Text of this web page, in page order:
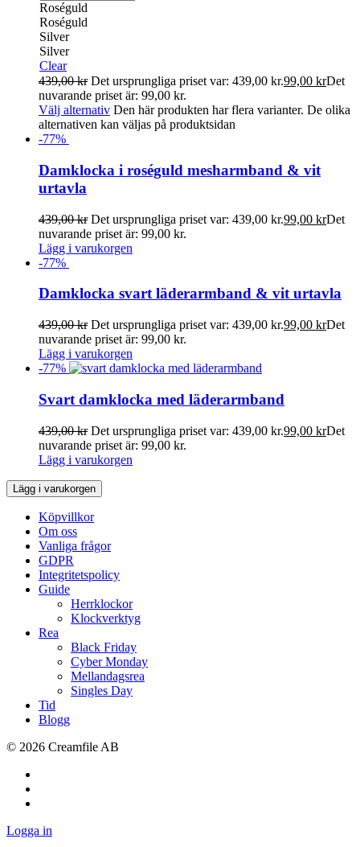
Roséguld
Roséguld
Silver
Silver
Clear
439,00kr Det ursprungliga priset var: 439,00 kr.99,00 krDet
nuvarande priset är: 99,00 kr.
Välj alternativ Den här produkten har flera varianter. De olika
alternativen kan väljas på produktsidan
-77%
Damklocka i roséguld mesharmband & vit
urtavla
439,00kr Det ursprungliga priset var: 439,00 kr.99,00 krDet
nuvarande priset är: 99,00 kr.
Lägg i varukorgen
-77%
Damklocka svart läderarmband & vit urtavla
439,00kr Det ursprungliga priset var: 439,00 kr.99,00 krDet
nuvarande priset är: 99,00 kr.
Lägg i varukorgen
-77%
Svart damklocka med läderarmband
439,00kr Det ursprungliga priset var: 439,00 kr.99,00 krDet
nuvarande priset är: 99,00 kr.
Lägg i varukorgen
Lägg i varukorgen
Köpvillkor
Om oss
Vanliga frågor
GDPR
Integritetspolicy
Guide
Herrklockor
Klockverktyg
Rea
Black Friday
Cyber Monday
Mellandagsrea
Singles Day
Tid
Blogg
© 2026 Creamfile AB
Logga in